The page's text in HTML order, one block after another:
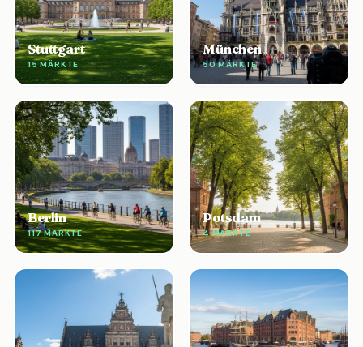
Stuttgart
15 MÄRKTE
München
50 MÄRKTE
Berlin
117 MÄRKTE
Potsdam
4 MÄRKTE